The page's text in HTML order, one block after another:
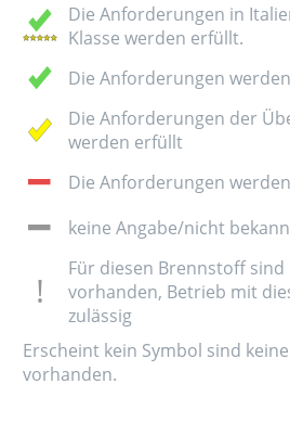
Die Anforderungen in
Klasse werden erfüllt.
Die Anforderungen
Die Anforderungen der
werden erfüllt
Die Anforderungen
keine Angabe/nicht
Für diesen Brennstoff sind
vorhanden, Betrieb mit
zulässig
Erscheint kein Symbol sind
vorhanden.